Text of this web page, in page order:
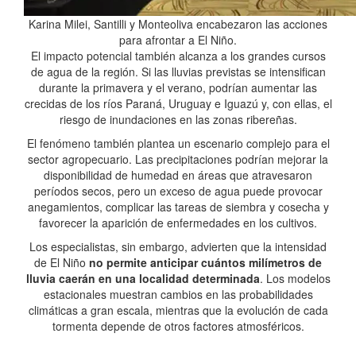
Karina Milei, Santilli y Monteoliva encabezaron las acciones
para afrontar a El Niño.
El impacto potencial también alcanza a los grandes cursos
de agua de la región. Si las lluvias previstas se intensifican
durante la primavera y el verano, podrían aumentar las
crecidas de los ríos Paraná, Uruguay e Iguazú y, con ellas, el
riesgo de inundaciones en las zonas ribereñas.
El fenómeno también plantea un escenario complejo para el
sector agropecuario. Las precipitaciones podrían mejorar la
disponibilidad de humedad en áreas que atravesaron
períodos secos, pero un exceso de agua puede provocar
anegamientos, complicar las tareas de siembra y cosecha y
favorecer la aparición de enfermedades en los cultivos.
Los especialistas, sin embargo, advierten que la intensidad
de El Niño no permite anticipar cuántos milímetros de
lluvia caerán en una localidad determinada. Los modelos
estacionales muestran cambios en las probabilidades
climáticas a gran escala, mientras que la evolución de cada
tormenta depende de otros factores atmosféricos.